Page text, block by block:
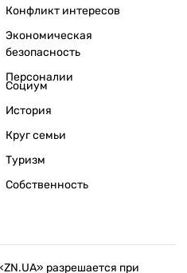
Конфликт интересов
Экономическая
безопасность
Персоналии
Социум
История
Круг семьи
Туризм
Собственность
разрешается при